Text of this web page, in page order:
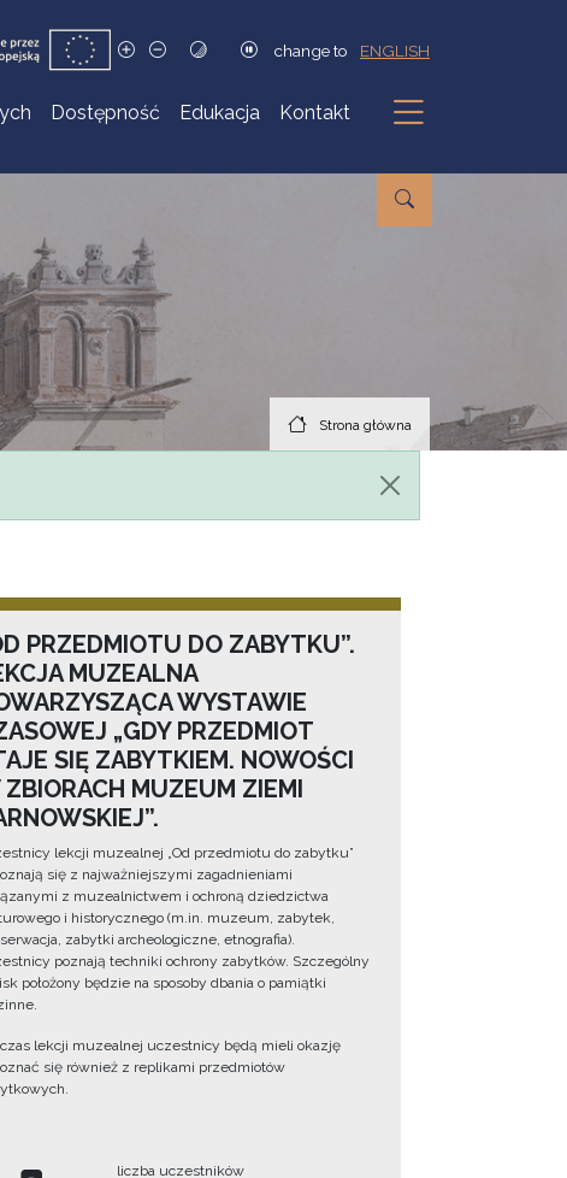
change to ENGLISH
Dostępność Edukacja Kontakt
Podmenu
Strona główna
PRZEDMIOTU DO ZABYTKU”.
MUZEALNA
WYSTAWIE
„GDY PRZEDMIOT
SIĘ ZABYTKIEM. NOWOŚCI
MUZEUM ZIEMI
lekcji muzealnej „Od przedmiotu do zabytku”
się z najważniejszymi zagadnieniami
z muzealnictwem i ochroną dziedzictwa
i historycznego (m.in. muzeum, zabytek,
zabytki archeologiczne, etnografia).
poznają techniki ochrony zabytków. Szczególny
położony będzie na sposoby dbania o pamiątki
lekcji muzealnej uczestnicy będą mieli okazję
się również z replikami przedmiotów
liczba uczestników